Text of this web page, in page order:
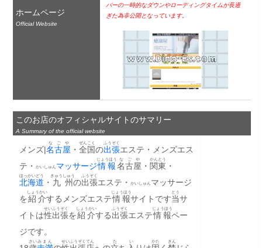
ホームページ
Official Website
バーの一時的なダウンやローディングタイムが長過
ぎた為非公開となっています。
このお店のオフィシャルサイトのサマリー
A Summary of the official website
メンズ|名古屋
なごや
・ 全国
ぜんこく
の出張
ふうぞく
エステ・メンズエス
テ・
かいしゅん マッサージ情報
じょうほう
名古屋
なごや
・ 関東
かんとう
・
北海道
ほっかいどう
・ 九州
きゅうしゅう
の出張
ふうぞく
エステ・ かいしゅん マッサージ
を紹介
しょうかい
するメンズエステ情報
じょうほう
サイトです当
とう
サ
イトは性
せい
出張
ふうぞく
を紹介
しょうかい
する出張
ふうぞく
エステ情報
じょうほう
ペー
ジです。
さいみまん せい ふうぞく てん た い かた きん